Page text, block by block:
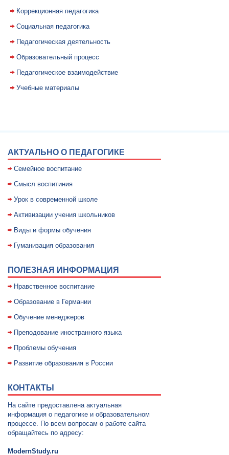
Коррекционная педагогика
Социальная педагогика
Педагогическая деятельность
Образовательный процесс
Педагогическое взаимодействие
Учебные материалы
АКТУАЛЬНО О ПЕДАГОГИКЕ
Семейное воспитание
Смысл воспитиния
Уpок в совpеменной школе
Активизации учения школьников
Виды и формы обучения
Гуманизация образования
ПОЛЕЗНАЯ ИНФОРМАЦИЯ
Нравственное воспитание
Образование в Германии
Обучение менеджеров
Преподование иностранного языка
Проблемы обучения
Развитие образования в России
КОНТАКТЫ
На сайте предоставлена актуальная
информация о педагогике и образовательном
процессе. По всем вопросам о работе сайта
обращайтесь по адресу:
ModernStudy.ru